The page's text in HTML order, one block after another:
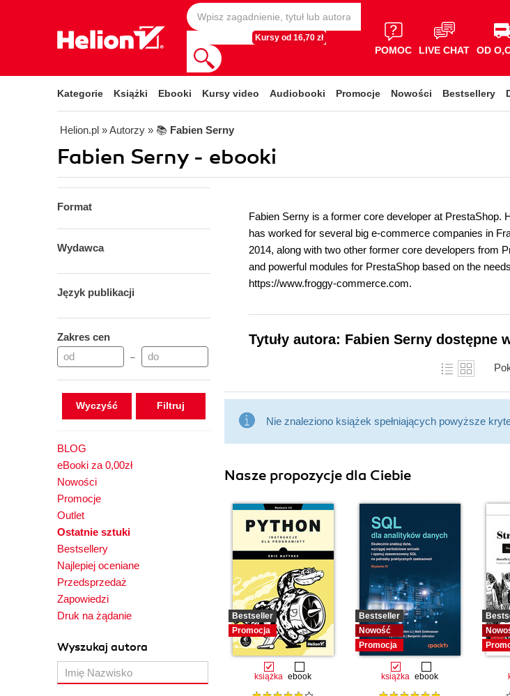
Kursy od 16,70 zł
POMOC LIVE CHAT OD
Kategorie Książki Ebooki Kursy video Audiobooki Promocje Nowości Bestsellery
Helion.pl » Autorzy » 📚 Fabien Serny
Fabien Serny - ebooki
Format
Wydawca
Język publikacji
Zakres cen
–
Wyczyść
BLOG
eBooki za 0,00zł
Nowości
Promocje
Outlet
Ostatnie sztuki
Bestsellery
Najlepiej oceniane
Przedsprzedaż
Zapowiedzi
Druk na żądanie
Wyszukaj autora
Fabien Serny is a former core developer at
has worked for several big e-commerce companies in
2014, along with two other former core developers from
and powerful modules for PrestaShop based on the
https://www.froggy-commerce.com.
Tytuły autora: Fabien Serny dostępne
Nie znaleziono książek spełniających powyższe
Nasze propozycje dla Ciebie
Bestseller
Promocja
książka ebook
Bestseller
Nowość
Promocja
książka ebook